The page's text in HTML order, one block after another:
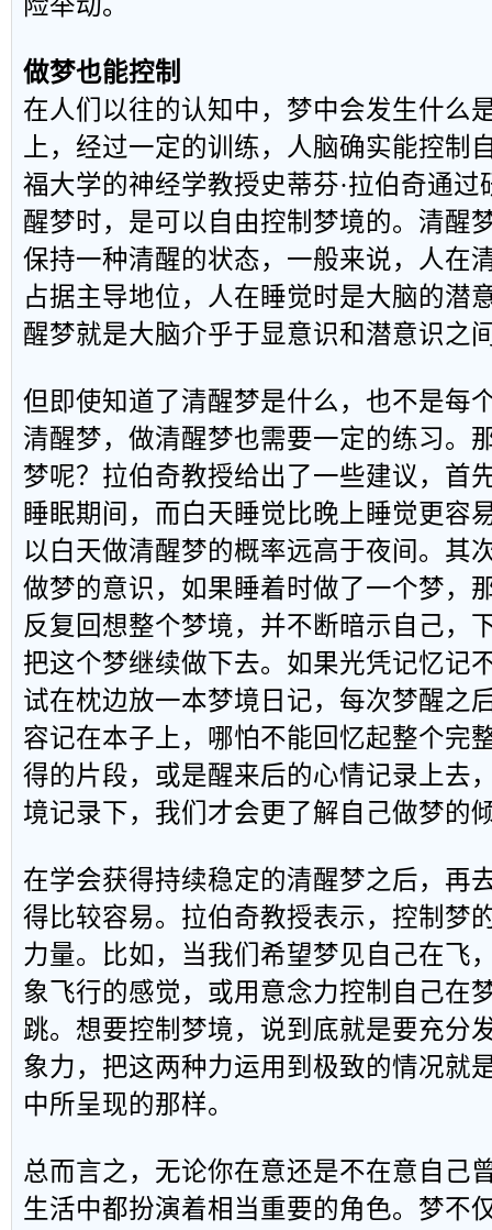
险举动。
做梦也能控制
在人们以往的认知中，梦中会发生什么
上，经过一定的训练，人脑确实能控制
福大学的神经学教授史蒂芬·拉伯奇通
醒梦时，是可以自由控制梦境的。清醒
保持一种清醒的状态，一般来说，人在
占据主导地位，人在睡觉时是大脑的潜
醒梦就是大脑介乎于显意识和潜意识之
但即使知道了清醒梦是什么，也不是每
清醒梦，做清醒梦也需要一定的练习。
梦呢？拉伯奇教授给出了一些建议，首
睡眠期间，而白天睡觉比晚上睡觉更容
以白天做清醒梦的概率远高于夜间。其
做梦的意识，如果睡着时做了一个梦，
反复回想整个梦境，并不断暗示自己，
把这个梦继续做下去。如果光凭记忆记
试在枕边放一本梦境日记，每次梦醒之
容记在本子上，哪怕不能回忆起整个完
得的片段，或是醒来后的心情记录上去
境记录下，我们才会更了解自己做梦的
在学会获得持续稳定的清醒梦之后，再
得比较容易。拉伯奇教授表示，控制梦
力量。比如，当我们希望梦见自己在飞
象飞行的感觉，或用意念力控制自己在
跳。想要控制梦境，说到底就是要充分
象力，把这两种力运用到极致的情况就
中所呈现的那样。
总而言之，无论你在意还是不在意自己
生活中都扮演着相当重要的角色。梦不